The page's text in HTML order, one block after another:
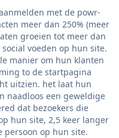
met de powr-
meer dan 250% (meer
groeien tot meer dan
voeden op hun site.
manier om hun klanten
to de startpagina
uitzien. het laat hun
naadloos een geweldige
dat bezoekers die
hun site, 2,5 keer langer
persoon op hun site.